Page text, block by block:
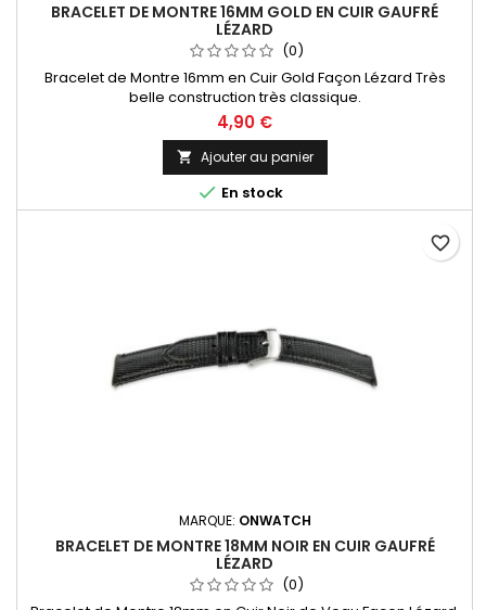
BRACELET DE MONTRE 16MM GOLD EN CUIR GAUFRÉ
LÉZARD
(0)
Bracelet de Montre 16mm en Cuir Gold Façon Lézard Très
belle construction très classique.
4,90 €
 Ajouter au panier
 En stock
MARQUE: ONWATCH
BRACELET DE MONTRE 18MM NOIR EN CUIR GAUFRÉ
LÉZARD
(0)
favorite_border